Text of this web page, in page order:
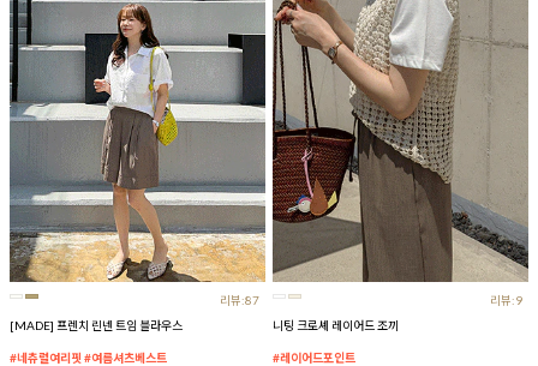
리뷰:87
[MADE] 프렌치 린넨 트임 블라우스
#네츄럴여리핏 #여름셔츠베스트
리뷰:9
니팅 크로셰 레이어드 조끼
#레이어드포인트